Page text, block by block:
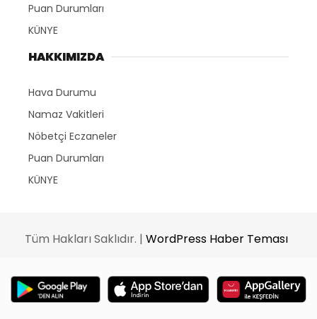
Puan Durumları
KÜNYE
HAKKIMIZDA
Hava Durumu
Namaz Vakitleri
Nöbetçi Eczaneler
Puan Durumları
KÜNYE
Tüm Hakları Saklıdır. | WordPress Haber Teması